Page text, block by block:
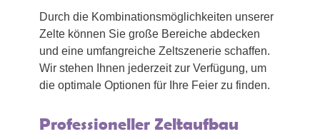
Durch die Kombinationsmöglichkeiten unserer
Zelte können Sie große Bereiche abdecken
und eine umfangreiche Zeltszenerie schaffen.
Wir stehen Ihnen jederzeit zur Verfügung, um
die optimale Optionen für Ihre Feier zu finden.
Professioneller Zeltaufbau